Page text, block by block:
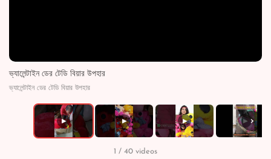
ভ্যালেন্টাইন ডের টেডি বিয়ার উপহার
ভ্যালেন্টাইন ডের টেডি বিয়ার উপহার
▶ ▶ ▶ ▶ ›
1 / 40 videos